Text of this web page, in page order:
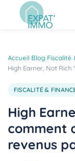
Accueil›Blog›Fiscalité
High Earner, Not Rich
FISCALITÉ &
High
comment
revenus